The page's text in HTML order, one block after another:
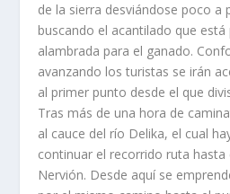
de la sierra desviándose poco a
buscando el acantilado que
alambrada para el ganado.
avanzando los turistas se irán
al primer punto desde el que
Tras más de una hora de
al cauce del río Delika, el cual
continuar el recorrido ruta
Nervión. Desde aquí se